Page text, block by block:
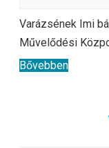
Varázsének Imi
Művelődési
Bővebben